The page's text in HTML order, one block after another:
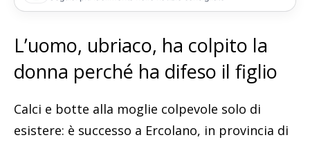
L’uomo, ubriaco, ha colpito la
donna perché ha difeso il figlio
Calci e botte alla moglie colpevole solo di
esistere: è successo a Ercolano, in provincia di